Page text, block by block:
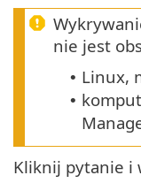
nie jest
• Linux,
•
Kliknij pytanie i